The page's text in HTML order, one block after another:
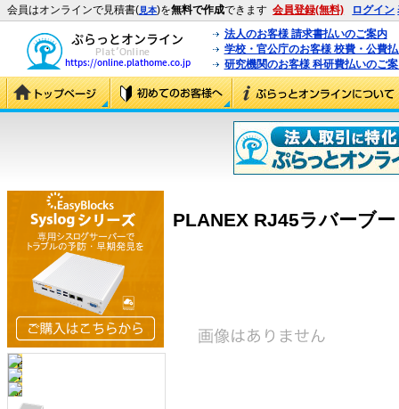
会員はオンラインで見積書(見本)を無料で作成できます 会員登録(無料) ログイン
法人のお客様 請求書払いのご案内
学校・官公庁のお客様 校費・公費
研究機関のお客様 科研費払いのご
PLANEX RJ45ラバーブ